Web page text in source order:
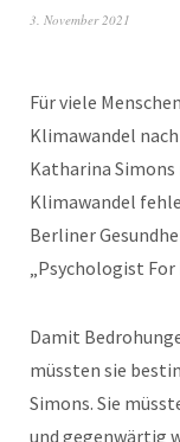
3. November 2021
Für viele
Klimawandel
Katharina Simons
Klimawandel
Berliner
„Psychologist
Damit
müssten sie
Simons. Sie
und gegenwärtig